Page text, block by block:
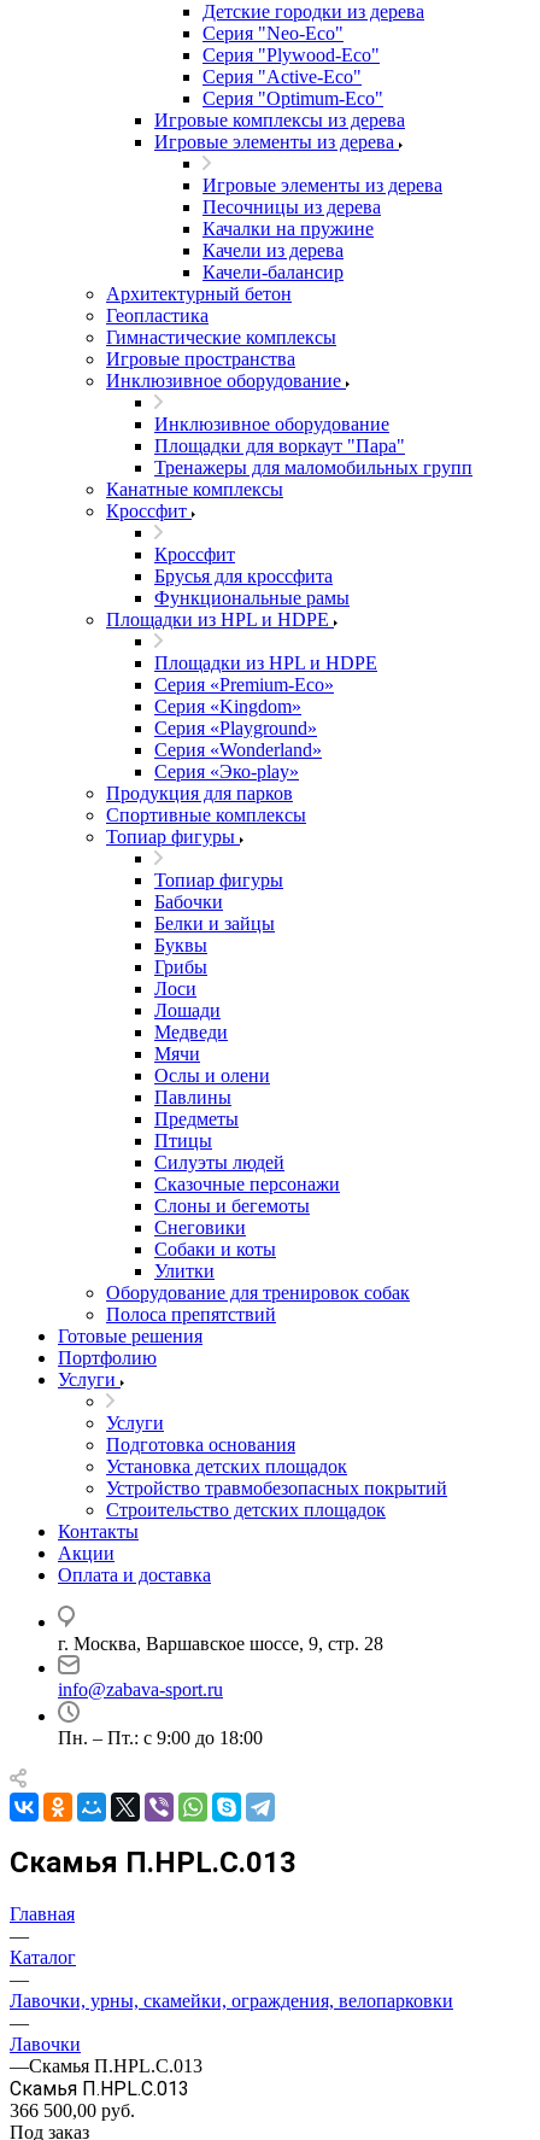
Детские городки из дерева
Серия "Neo-Eco"
Серия "Plywood-Eco"
Серия "Active-Eco"
Серия "Оptimum-Еco"
Игровые комплексы из дерева
Игровые элементы из дерева
Игровые элементы из дерева
Песочницы из дерева
Качалки на пружине
Качели из дерева
Качели-балансир
Архитектурный бетон
Геопластика
Гимнастические комплексы
Игровые пространства
Инклюзивное оборудование
Инклюзивное оборудование
Площадки для воркаут "Пара"
Тренажеры для маломобильных групп
Канатные комплексы
Кроссфит
Кроссфит
Брусья для кроссфита
Функциональные рамы
Площадки из HPL и HDPE
Площадки из HPL и HDPE
Серия «Premium-Eco»
Серия «Kingdom»
Серия «Playground»
Серия «Wonderland»
Серия «Эко-play»
Продукция для парков
Спортивные комплексы
Топиар фигуры
Топиар фигуры
Бабочки
Белки и зайцы
Буквы
Грибы
Лоси
Лошади
Медведи
Мячи
Ослы и олени
Павлины
Предметы
Птицы
Силуэты людей
Сказочные персонажи
Слоны и бегемоты
Снеговики
Собаки и коты
Улитки
Оборудование для тренировок собак
Полоса препятствий
Готовые решения
Портфолию
Услуги
Услуги
Подготовка основания
Установка детских площадок
Устройство травмобезопасных покрытий
Строительство детских площадок
Контакты
Акции
Оплата и доставка
г. Москва, Варшавское шоссе, 9, стр. 28
info@zabava-sport.ru
Пн. – Пт.: с 9:00 до 18:00
Скамья П.НРL.С.013
Главная
—
Каталог
—
Лавочки, урны, скамейки, ограждения, велопарковки
—
Лавочки
—Скамья П.НРL.С.013
Скамья П.НРL.С.013
366 500,00 руб.
Под заказ